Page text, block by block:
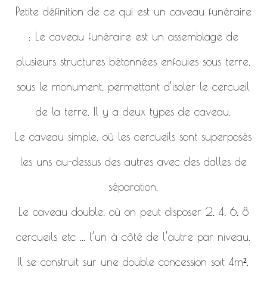
Petite définition de ce qui est un caveau funéraire
: Le caveau funéraire est un assemblage de
plusieurs structures bétonnées enfouies sous terre,
sous le monument, permettant d’isoler le cercueil
de la terre. Il y a deux types de caveau.
Le caveau simple, où les cercueils sont superposés
les uns au-dessus des autres avec des dalles de
séparation.
Le caveau double, où on peut disposer 2, 4, 6, 8
cercueils etc ... l’un à côté de l’autre par niveau.
Il se construit sur une double concession soit 4m².